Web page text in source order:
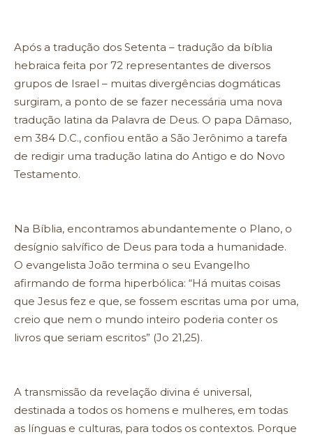
Após a tradução dos Setenta – tradução da bíblia
hebraica feita por 72 representantes de diversos
grupos de Israel – muitas divergências dogmáticas
surgiram, a ponto de se fazer necessária uma nova
tradução latina da Palavra de Deus. O papa Dâmaso,
em 384 D.C., confiou então a São Jerônimo a tarefa
de redigir uma tradução latina do Antigo e do Novo
Testamento.
Na Bíblia, encontramos abundantemente o Plano, o
desígnio salvífico de Deus para toda a humanidade.
O evangelista João termina o seu Evangelho
afirmando de forma hiperbólica: “Há muitas coisas
que Jesus fez e que, se fossem escritas uma por uma,
creio que nem o mundo inteiro poderia conter os
livros que seriam escritos” (Jo 21,25).
A transmissão da revelação divina é universal,
destinada a todos os homens e mulheres, em todas
as línguas e culturas, para todos os contextos. Porque